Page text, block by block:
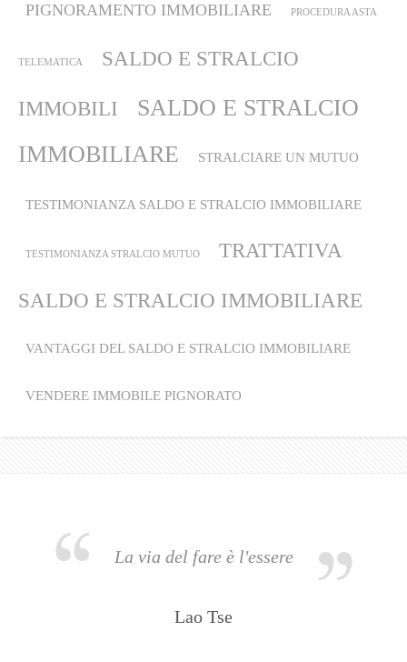
PIGNORAMENTO IMMOBILIARE PROCEDURA ASTA
TELEMATICA SALDO E STRALCIO
IMMOBILI
SALDO E STRALCIO
IMMOBILIARE
STRALCIARE UN MUTUO
TESTIMONIANZA SALDO E STRALCIO IMMOBILIARE
TESTIMONIANZA STRALCIO MUTUO TRATTATIVA
SALDO E STRALCIO IMMOBILIARE
VANTAGGI DEL SALDO E STRALCIO IMMOBILIARE
VENDERE IMMOBILE PIGNORATO
La via del fare è l'essere
Lao Tse